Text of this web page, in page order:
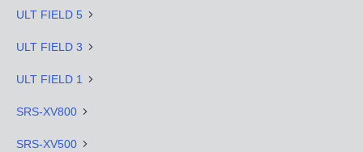
ULT FIELD 5
ULT FIELD 3
ULT FIELD 1
SRS-XV800
SRS-XV500